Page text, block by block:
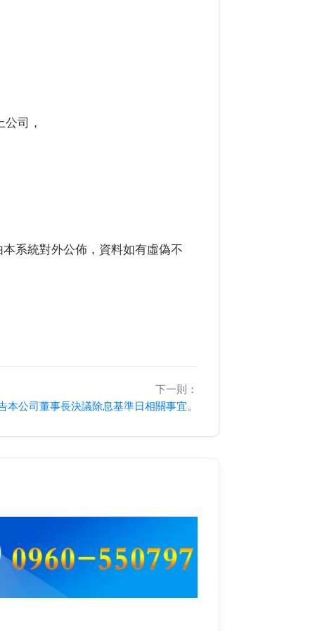
司，
系統對外公佈，資料如有虛偽不
下一則：
本公司董事長決議除息基準日相關事宜。